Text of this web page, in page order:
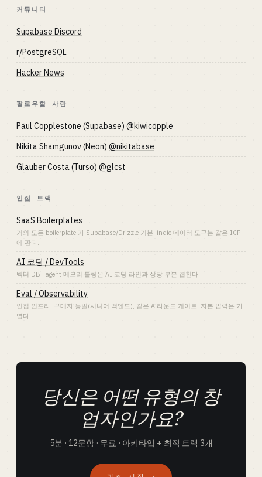
커뮤니티
Supabase Discord
r/PostgreSQL
Hacker News
팔로우할 사람
Paul Copplestone (Supabase) @kiwicopple
Nikita Shamgunov (Neon) @nikitabase
Glauber Costa (Turso) @glcst
인접 트랙
SaaS Boilerplates
거의 모든 boilerplate 가 Supabase/Drizzle 기본. indie 데이터 도구는 같은 ICP
에 판다.
AI 코딩 / DevTools
벡터 DB · agent 메모리 툴링은 AI 코딩 라인과 상당 부분 겹친다.
Eval / Observability
인접 인프라. 구매자 동일(시니어 백엔드), 같은 A 라운드 게이트, 자본 압력은 가
볍다.
당신은 어떤 유형의 창
업자인가요?
5분 · 12문항 · 무료 · 아키타입 + 최적 트랙 3개